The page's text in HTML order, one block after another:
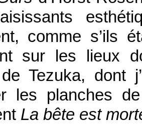
comme s’ils
sur les lieux
Tezuka, dont
les planches
La bête est